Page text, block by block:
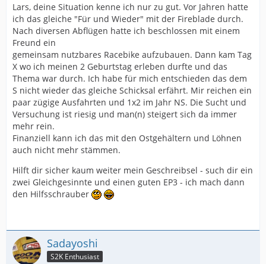
Lars, deine Situation kenne ich nur zu gut. Vor Jahren hatte
ich das gleiche "Für und Wieder" mit der Fireblade durch.
Nach diversen Abflügen hatte ich beschlossen mit einem
Freund ein
gemeinsam nutzbares Racebike aufzubauen. Dann kam Tag
X wo ich meinen 2 Geburtstag erleben durfte und das
Thema war durch. Ich habe für mich entschieden das dem
S nicht wieder das gleiche Schicksal erfährt. Mir reichen ein
paar zügige Ausfahrten und 1x2 im Jahr NS. Die Sucht und
Versuchung ist riesig und man(n) steigert sich da immer
mehr rein.
Finanziell kann ich das mit den Ostgehältern und Löhnen
auch nicht mehr stämmen.
Hilft dir sicher kaum weiter mein Geschreibsel - such dir ein
zwei Gleichgesinnte und einen guten EP3 - ich mach dann
den Hilfsschrauber
Sadayoshi
S2K Enthusiast